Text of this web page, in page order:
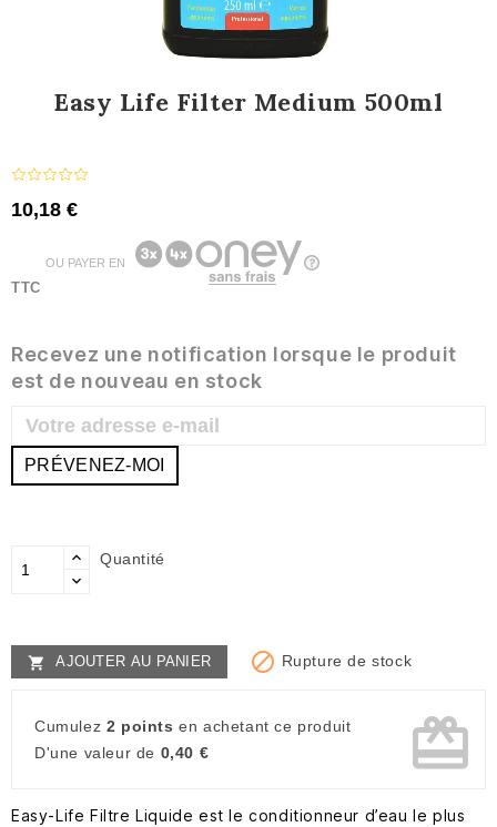
Easy Life Filter Medium 500ml
10,18 €
TTC
OU PAYER EN
Recevez une notification lorsque le produit
est de nouveau en stock
PRÉVENEZ-MOI
Quantité
 AJOUTER AU PANIER  Rupture de stock
Cumulez 2 points en achetant ce produit
D'une valeur de 0,40 € card_giftcard
Easy-Life Filtre Liquide est le conditionneur d’eau le plus